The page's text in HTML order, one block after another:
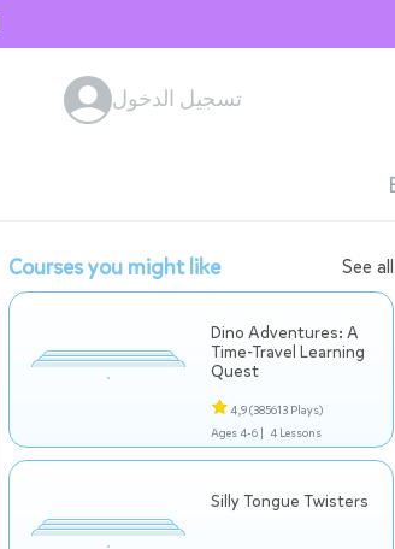
تسجيل الدخول
Courses you might like See all
Dino Adventures: A
Time-Travel Learning
Quest
4,9(385613 Plays)
Ages 4-6 | 4 Lessons
Silly Tongue Twisters